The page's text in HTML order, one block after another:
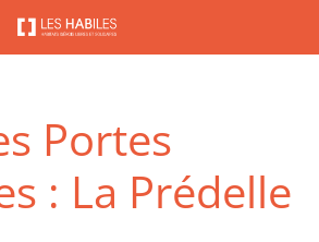
Portes
: La Prédelle